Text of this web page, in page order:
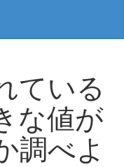
ている
な値が
調べよ